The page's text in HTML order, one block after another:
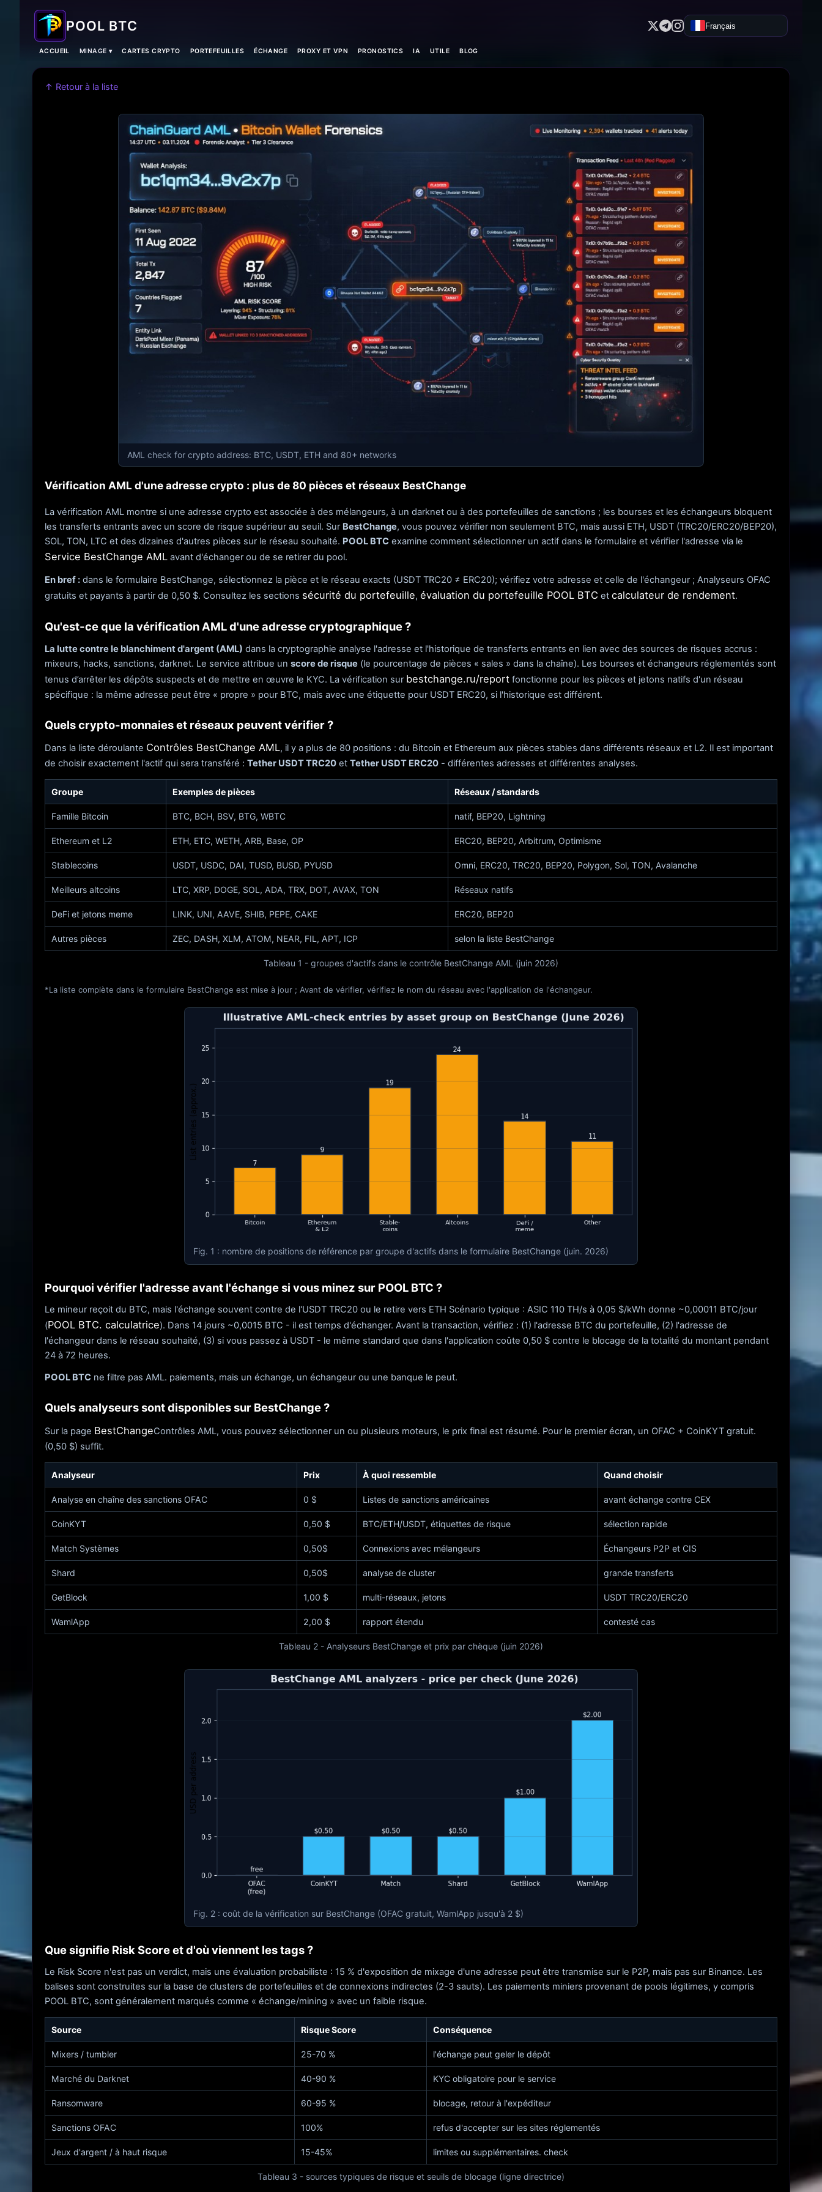
POOL BTC Français
ACCUEIL MINAGE ▾ CARTES CRYPTO PORTEFEUILLES ÉCHANGE PROXY ET VPN PRONOSTICS IA UTILE BLOG
↑ Retour à la liste
AML check for crypto address: BTC, USDT, ETH and 80+ networks
Vérification AML d'une adresse crypto : plus de 80 pièces et réseaux BestChange
La vérification AML montre si une adresse crypto est associée à des mélangeurs, à un darknet ou à des portefeuilles de sanctions ; les bourses et les échangeurs bloquent
les transferts entrants avec un score de risque supérieur au seuil. Sur BestChange, vous pouvez vérifier non seulement BTC, mais aussi ETH, USDT (TRC20/ERC20/BEP20),
SOL, TON, LTC et des dizaines d'autres pièces sur le réseau souhaité. POOL BTC examine comment sélectionner un actif dans le formulaire et vérifier l'adresse via le
Service BestChange AML avant d'échanger ou de se retirer du pool.
En bref : dans le formulaire BestChange, sélectionnez la pièce et le réseau exacts (USDT TRC20 ≠ ERC20); vérifiez votre adresse et celle de l'échangeur ; Analyseurs OFAC
gratuits et payants à partir de 0,50 $. Consultez les sections sécurité du portefeuille, évaluation du portefeuille POOL BTC et calculateur de rendement.
Qu'est-ce que la vérification AML d'une adresse cryptographique ?
La lutte contre le blanchiment d'argent (AML) dans la cryptographie analyse l'adresse et l'historique de transferts entrants en lien avec des sources de risques accrus :
mixeurs, hacks, sanctions, darknet. Le service attribue un score de risque (le pourcentage de pièces « sales » dans la chaîne). Les bourses et échangeurs réglementés sont
tenus d’arrêter les dépôts suspects et de mettre en œuvre le KYC. La vérification sur bestchange.ru/report fonctionne pour les pièces et jetons natifs d'un réseau
spécifique : la même adresse peut être « propre » pour BTC, mais avec une étiquette pour USDT ERC20, si l'historique est différent.
Quels crypto-monnaies et réseaux peuvent vérifier ?
Dans la liste déroulante Contrôles BestChange AML, il y a plus de 80 positions : du Bitcoin et Ethereum aux pièces stables dans différents réseaux et L2. Il est important
de choisir exactement l'actif qui sera transféré : Tether USDT TRC20 et Tether USDT ERC20 - différentes adresses et différentes analyses.
Tableau 1 - groupes d'actifs dans le contrôle BestChange AML (juin 2026)
Groupe Exemples de pièces Réseaux / standards
Famille Bitcoin BTC, BCH, BSV, BTG, WBTC natif, BEP20, Lightning
Ethereum et L2 ETH, ETC, WETH, ARB, Base, OP ERC20, BEP20, Arbitrum, Optimisme
Stablecoins USDT, USDC, DAI, TUSD, BUSD, PYUSD Omni, ERC20, TRC20, BEP20, Polygon, Sol, TON, Avalanche
Meilleurs altcoins LTC, XRP, DOGE, SOL, ADA, TRX, DOT, AVAX, TON Réseaux natifs
DeFi et jetons meme LINK, UNI, AAVE, SHIB, PEPE, CAKE ERC20, BEP20
Autres pièces ZEC, DASH, XLM, ATOM, NEAR, FIL, APT, ICP selon la liste BestChange
*La liste complète dans le formulaire BestChange est mise à jour ; Avant de vérifier, vérifiez le nom du réseau avec l'application de l'échangeur.
Fig. 1 : nombre de positions de référence par groupe d'actifs dans le formulaire BestChange (juin. 2026)
Pourquoi vérifier l'adresse avant l'échange si vous minez sur POOL BTC ?
Le mineur reçoit du BTC, mais l'échange souvent contre de l'USDT TRC20 ou le retire vers ETH Scénario typique : ASIC 110 TH/s à 0,05 $/kWh donne ~0,00011 BTC/jour
(POOL BTC. calculatrice). Dans 14 jours ~0,0015 BTC - il est temps d'échanger. Avant la transaction, vérifiez : (1) l'adresse BTC du portefeuille, (2) l'adresse de
l'échangeur dans le réseau souhaité, (3) si vous passez à USDT - le même standard que dans l'application coûte 0,50 $ contre le blocage de la totalité du montant pendant
24 à 72 heures.
POOL BTC ne filtre pas AML. paiements, mais un échange, un échangeur ou une banque le peut.
Quels analyseurs sont disponibles sur BestChange ?
Sur la page BestChangeContrôles AML, vous pouvez sélectionner un ou plusieurs moteurs, le prix final est résumé. Pour le premier écran, un OFAC + CoinKYT gratuit.
(0,50 $) suffit.
Tableau 2 - Analyseurs BestChange et prix par chèque (juin 2026)
Analyseur Prix À quoi ressemble Quand choisir
Analyse en chaîne des sanctions OFAC 0 $ Listes de sanctions américaines avant échange contre CEX
CoinKYT 0,50 $ BTC/ETH/USDT, étiquettes de risque sélection rapide
Match Systèmes 0,50$ Connexions avec mélangeurs Échangeurs P2P et CIS
Shard 0,50$ analyse de cluster grande transferts
GetBlock 1,00 $ multi-réseaux, jetons USDT TRC20/ERC20
WamlApp 2,00 $ rapport étendu contesté cas
Fig. 2 : coût de la vérification sur BestChange (OFAC gratuit, WamlApp jusqu'à 2 $)
Que signifie Risk Score et d'où viennent les tags ?
Le Risk Score n'est pas un verdict, mais une évaluation probabiliste : 15 % d'exposition de mixage d'une adresse peut être transmise sur le P2P, mais pas sur Binance. Les
balises sont construites sur la base de clusters de portefeuilles et de connexions indirectes (2-3 sauts). Les paiements miniers provenant de pools légitimes, y compris
POOL BTC, sont généralement marqués comme « échange/mining » avec un faible risque.
Tableau 3 - sources typiques de risque et seuils de blocage (ligne directrice)
Source Risque Score Conséquence
Mixers / tumbler 25-70 % l'échange peut geler le dépôt
Marché du Darknet 40-90 % KYC obligatoire pour le service
Ransomware 60-95 % blocage, retour à l'expéditeur
Sanctions OFAC 100% refus d'accepter sur les sites réglementés
Jeux d'argent / à haut risque 15-45% limites ou supplémentaires. check